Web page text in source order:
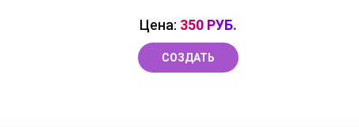
Цена: 350 РУБ.
СОЗДАТЬ